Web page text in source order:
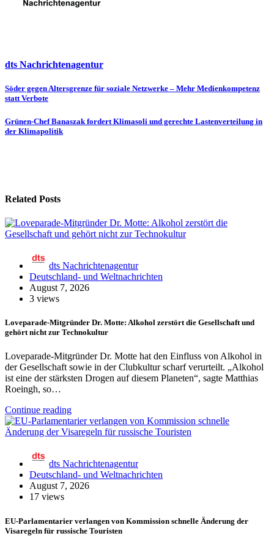
dts Nachrichtenagentur
Beitragsnavigation
Söder gegen Altersgrenze für soziale Netzwerke – Mehr Medienkompetenz
statt Verbote
Grünen-Chef Banaszak fordert Klimasoli und gerechte Lastenverteilung in
der Klimapolitik
Related Posts
dts Nachrichtenagentur
Deutschland- und Weltnachrichten
August 7, 2026
3 views
Loveparade-Mitgründer Dr. Motte: Alkohol zerstört die Gesellschaft und
gehört nicht zur Technokultur
Loveparade-Mitgründer Dr. Motte hat den Einfluss von Alkohol in
der Gesellschaft sowie in der Clubkultur scharf verurteilt. „Alkohol
ist eine der stärksten Drogen auf diesem Planeten“, sagte Matthias
Roeingh, so…
Continue reading
dts Nachrichtenagentur
Deutschland- und Weltnachrichten
August 7, 2026
17 views
EU-Parlamentarier verlangen von Kommission schnelle Änderung der
Visaregeln für russische Touristen